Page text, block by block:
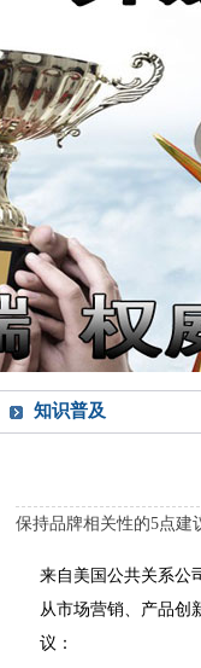
知识普及
保持品牌相关性的5点建
来自美国公共关系公
从市场营销、产品创
议：